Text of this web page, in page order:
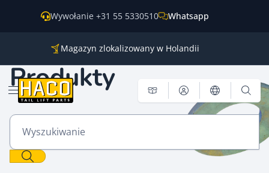
Magazyn zlokalizowany w Holandii
Wysyłka na cały świat
Wywołanie +31 55 5330510 Whatsapp
Otwórz menu
Produkty
Wyszukiwanie